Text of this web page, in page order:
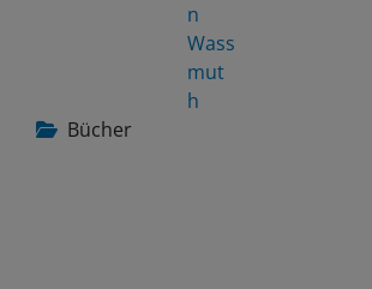
n
Wass
mut
h
Bücher